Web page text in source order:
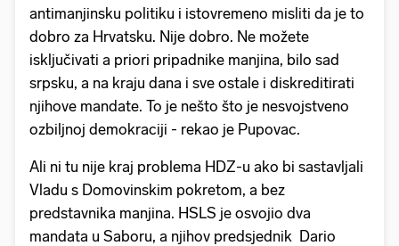
antimanjinsku politiku i istovremeno misliti da je to
dobro za Hrvatsku. Nije dobro. Ne možete
isključivati a priori pripadnike manjina, bilo sad
srpsku, a na kraju dana i sve ostale i diskreditirati
njihove mandate. To je nešto što je nesvojstveno
ozbiljnoj demokraciji - rekao je Pupovac.
Ali ni tu nije kraj problema HDZ-u ako bi sastavljali
Vladu s Domovinskim pokretom, a bez
predstavnika manjina. HSLS je osvojio dva
mandata u Saboru, a njihov predsjednik Dario